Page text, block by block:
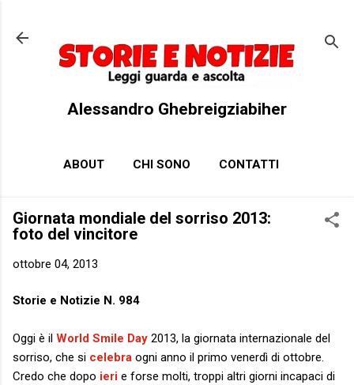
Alessandro Ghebreigziabiher
ABOUT CHI SONO CONTATTI
Giornata mondiale del sorriso 2013:
foto del vincitore
ottobre 04, 2013
Storie e Notizie N. 984
Oggi è il World Smile Day 2013, la giornata internazionale del
sorriso, che si celebra ogni anno il primo venerdì di ottobre.
Credo che dopo ieri e forse molti, troppi altri giorni incapaci di